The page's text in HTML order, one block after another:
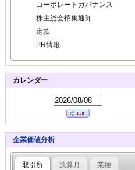
コーポレートガバナンス
株主総会招集通知
定款
PR情報
カレンダー
企業価値分析
取引所 決算月 業種